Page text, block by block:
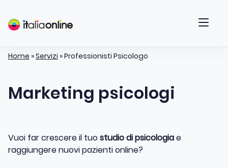
Home »Servizi »Professionisti Psicologo
Marketing psicologi
Vuoi far crescere il tuostudio di psicologiae
raggiungere nuovi pazienti online?